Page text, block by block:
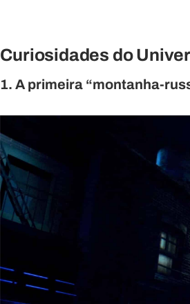
Curiosidades do
1. A primeira “montanha-